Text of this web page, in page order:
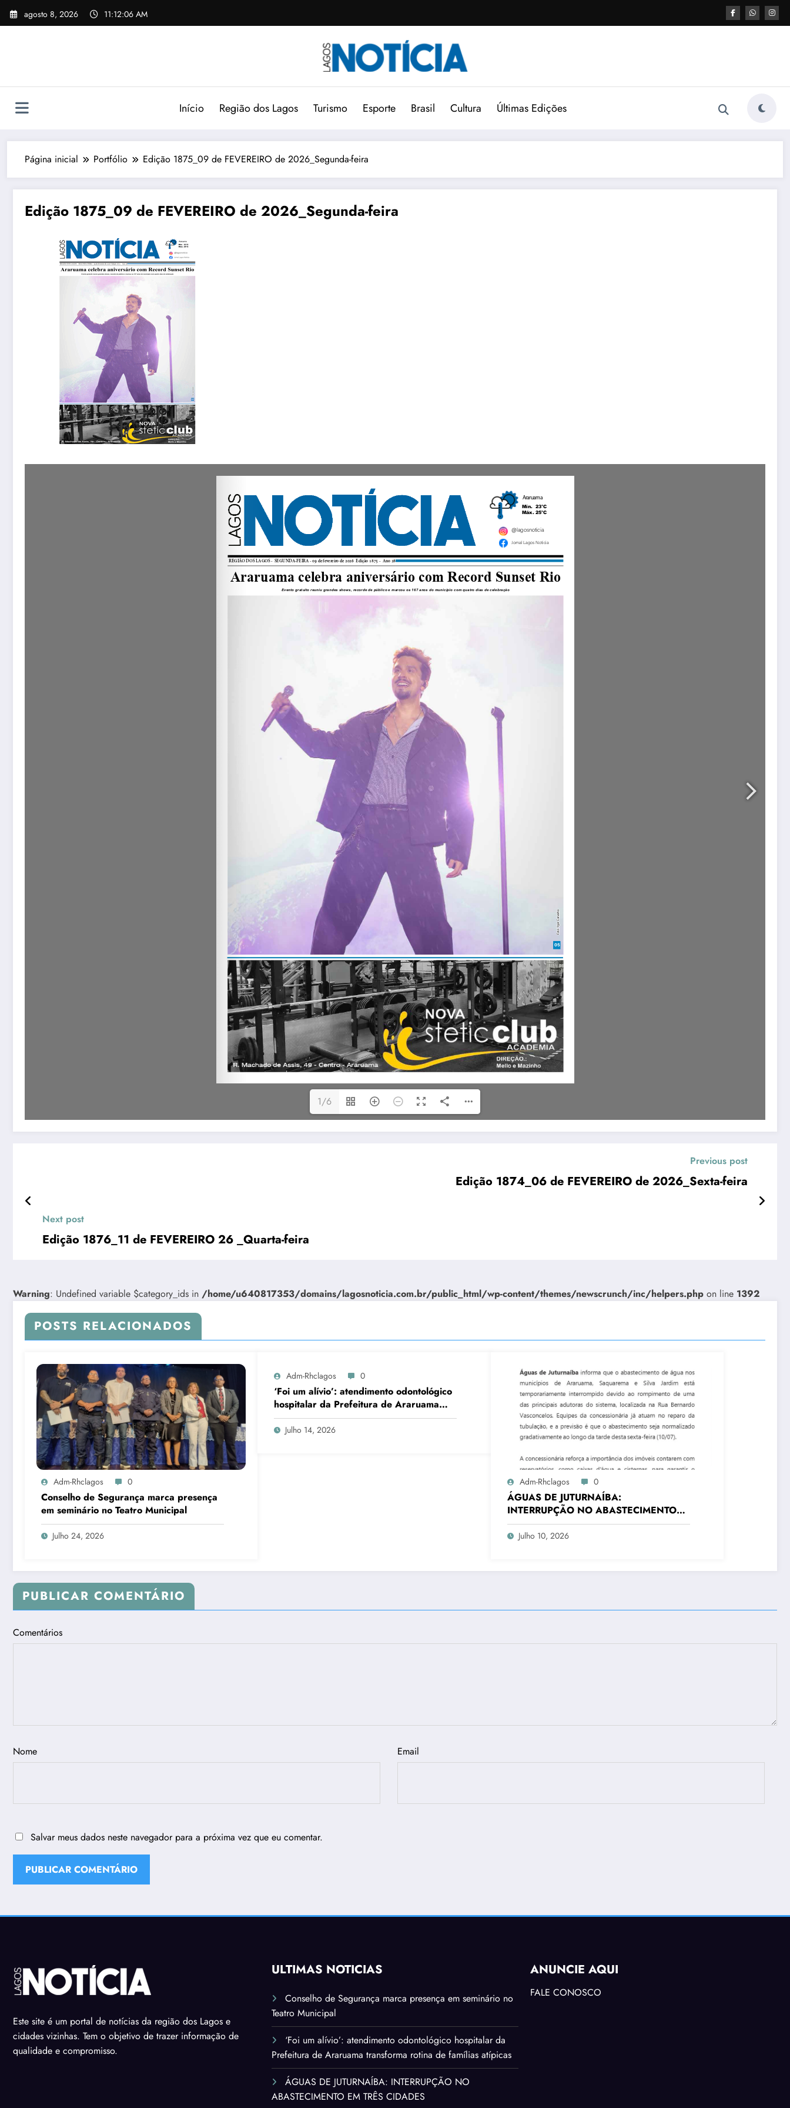
agosto 8, 2026 11:12:07 AM
Início Região dos Lagos Turismo Esporte Brasil Cultura Últimas Edições
Página inicial Portfólio Edição 1875_09 de FEVEREIRO de 2026_Segunda-feira
Edição 1875_09 de FEVEREIRO de 2026_Segunda-feira
1/6
Previous post
Edição 1874_06 de FEVEREIRO de 2026_Sexta-feira
Next post
Edição 1876_11 de FEVEREIRO 26 _Quarta-feira
Warning: Undefined variable $category_ids in /home/u640817353/domains/lagosnoticia.com.br/public_html/wp-content/themes/newscrunch/inc/helpers.php on line 1392
POSTS RELACIONADOS
Adm-Rhclagos 0
Conselho de Segurança marca presença
em seminário no Teatro Municipal
Julho 24, 2026
Adm-Rhclagos 0
‘Foi um alívio’: atendimento odontológico
hospitalar da Prefeitura de Araruama
transforma rotina de famílias atípicas
Julho 14, 2026
Adm-Rhclagos 0
ÁGUAS DE JUTURNAÍBA:
INTERRUPÇÃO NO ABASTECIMENTO
EM TRÊS CIDADES
Julho 10, 2026
PUBLICAR COMENTÁRIO
Comentários
Nome Email
Salvar meus dados neste navegador para a próxima vez que eu comentar.
Este site é um portal de notícias da região dos Lagos e
cidades vizinhas. Tem o objetivo de trazer informação de
qualidade e compromisso.
ÚLTIMAS NOTÍCIAS
Conselho de Segurança marca presença em seminário no
Teatro Municipal
‘Foi um alívio’: atendimento odontológico hospitalar da
Prefeitura de Araruama transforma rotina de famílias atípicas
ÁGUAS DE JUTURNAÍBA: INTERRUPÇÃO NO
ABASTECIMENTO EM TRÊS CIDADES
ANUNCIE AQUI
FALE CONOSCO